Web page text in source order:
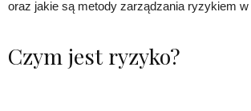
oraz jakie są metody zarządzania ryzykiem w
Czym jest ryzyko?